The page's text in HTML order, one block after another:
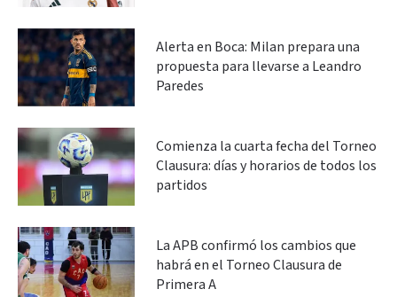
Alerta en Boca: Milan prepara una
propuesta para llevarse a Leandro
Paredes
Comienza la cuarta fecha del Torneo
Clausura: días y horarios de todos los
partidos
La APB confirmó los cambios que
habrá en el Torneo Clausura de
Primera A